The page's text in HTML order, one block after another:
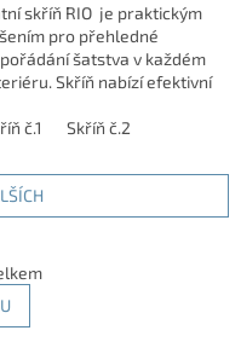
skříň RIO je praktickým
pro přehledné
šatstva v každém
Skříň nabízí efektivní
varianta policová...
č.1 Skříň č.2